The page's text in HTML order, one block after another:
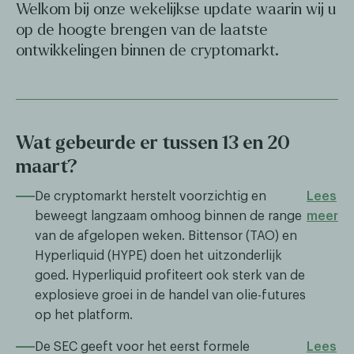
Welkom bij onze wekelijkse update waarin wij u
op de hoogte brengen van de laatste
ontwikkelingen binnen de cryptomarkt.
Wat gebeurde er tussen 13 en 20
maart?
De cryptomarkt herstelt voorzichtig en
beweegt langzaam omhoog binnen de range
van de afgelopen weken. Bittensor (TAO) en
Hyperliquid (HYPE) doen het uitzonderlijk
goed. Hyperliquid profiteert ook sterk van de
explosieve groei in de handel van olie-futures
op het platform.
Lees
meer
De SEC geeft voor het eerst formele
Lees